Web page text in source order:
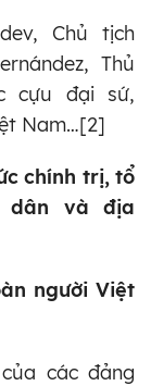
Chủ tịch
Thủ
cựu đại sứ,
Nam…[2]
chính trị, tổ
dân và địa
người Việt
các đảng